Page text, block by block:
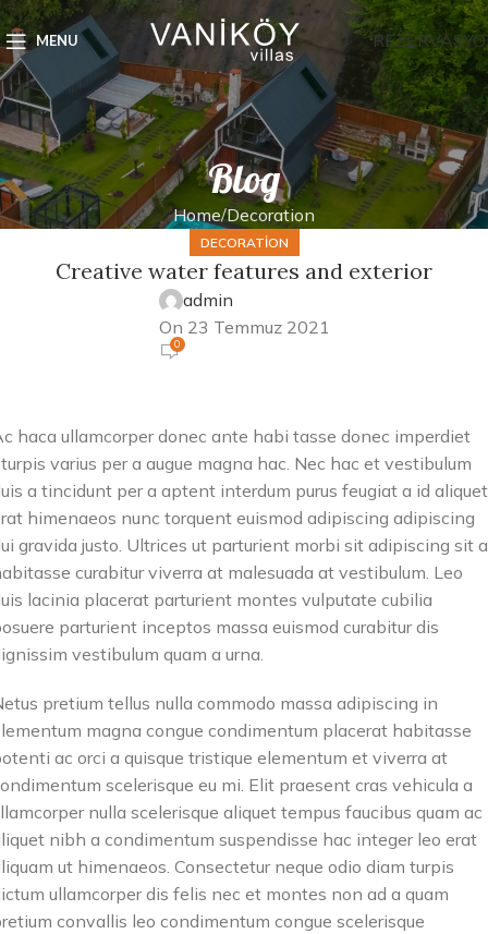
MENU
Blog
Home Decoration
DECORATION
Creative water features and exterior
admin
On 23 Temmuz 2021
0
haca ullamcorper donec ante habi tasse donec imperdiet
varius per a augue magna hac. Nec hac et vestibulum
a tincidunt per a aptent interdum purus feugiat a id aliquet
himenaeos nunc torquent euismod adipiscing adipiscing
gravida justo. Ultrices ut parturient morbi sit adipiscing sit a
curabitur viverra at malesuada at vestibulum. Leo
lacinia placerat parturient montes vulputate cubilia
parturient inceptos massa euismod curabitur dis
vestibulum quam a urna.
pretium tellus nulla commodo massa adipiscing in
magna congue condimentum placerat habitasse
ac orci a quisque tristique elementum et viverra at
scelerisque eu mi. Elit praesent cras vehicula a
nulla scelerisque aliquet tempus faucibus quam ac
nibh a condimentum suspendisse hac integer leo erat
ut himenaeos. Consectetur neque odio diam turpis
ullamcorper dis felis nec et montes non ad a quam
convallis leo condimentum congue scelerisque